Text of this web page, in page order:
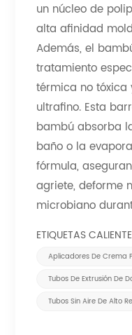
un núcleo de
alta afinidad
Además, el
tratamiento
térmica no
ultrafino. Esta
bambú absorba
baño o la
fórmula,
agriete, deforme
microbiano
ETIQUETAS
Aplicadores De Crema
Tubos De Extrusión De
Tubos Sin Aire De Alto